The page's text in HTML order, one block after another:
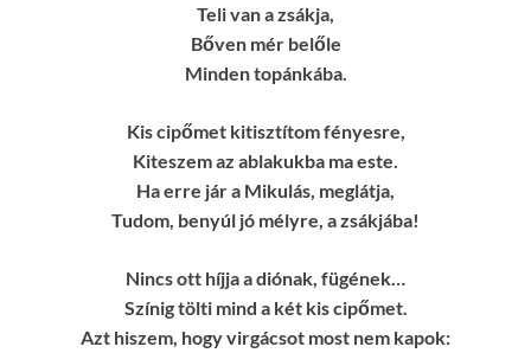
Teli van a zsákja,
Bőven mér belőle
Minden topánkába.
Kis cipőmet kitisztítom fényesre,
Kiteszem az ablakukba ma este.
Ha erre jár a Mikulás, meglátja,
Tudom, benyúl jó mélyre, a zsákjába!
Nincs ott híjja a diónak, fügének…
Színig tölti mind a két kis cipőmet.
Azt hiszem, hogy virgácsot most nem kapok: